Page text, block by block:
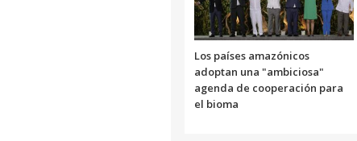
Los países amazónicos
adoptan una "ambiciosa"
agenda de cooperación para
el bioma